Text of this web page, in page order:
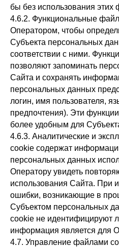
бы без использования этих
4.6.2. Функциональные
Оператором, чтобы
Субъекта персональных
соответствии с ними.
позволяют запоминать
Сайта и сохранять
персональных данных
логин, имя пользователя,
предпочтения). Эти
более удобным для
4.6.3. Аналитические и
cookie содержат
персональных данных
Оператору увидеть
использования Сайта. При
ошибки, возникающие в
Субъектом персональных
cookie не идентифицируют
информация является для
4.7. Управление файлами